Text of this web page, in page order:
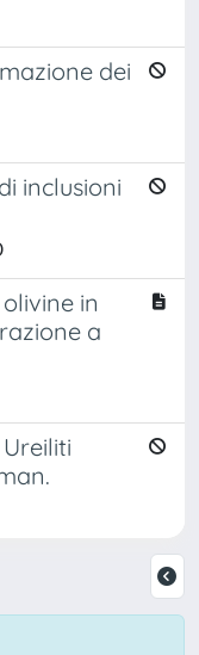
dei
inclusioni
in
a